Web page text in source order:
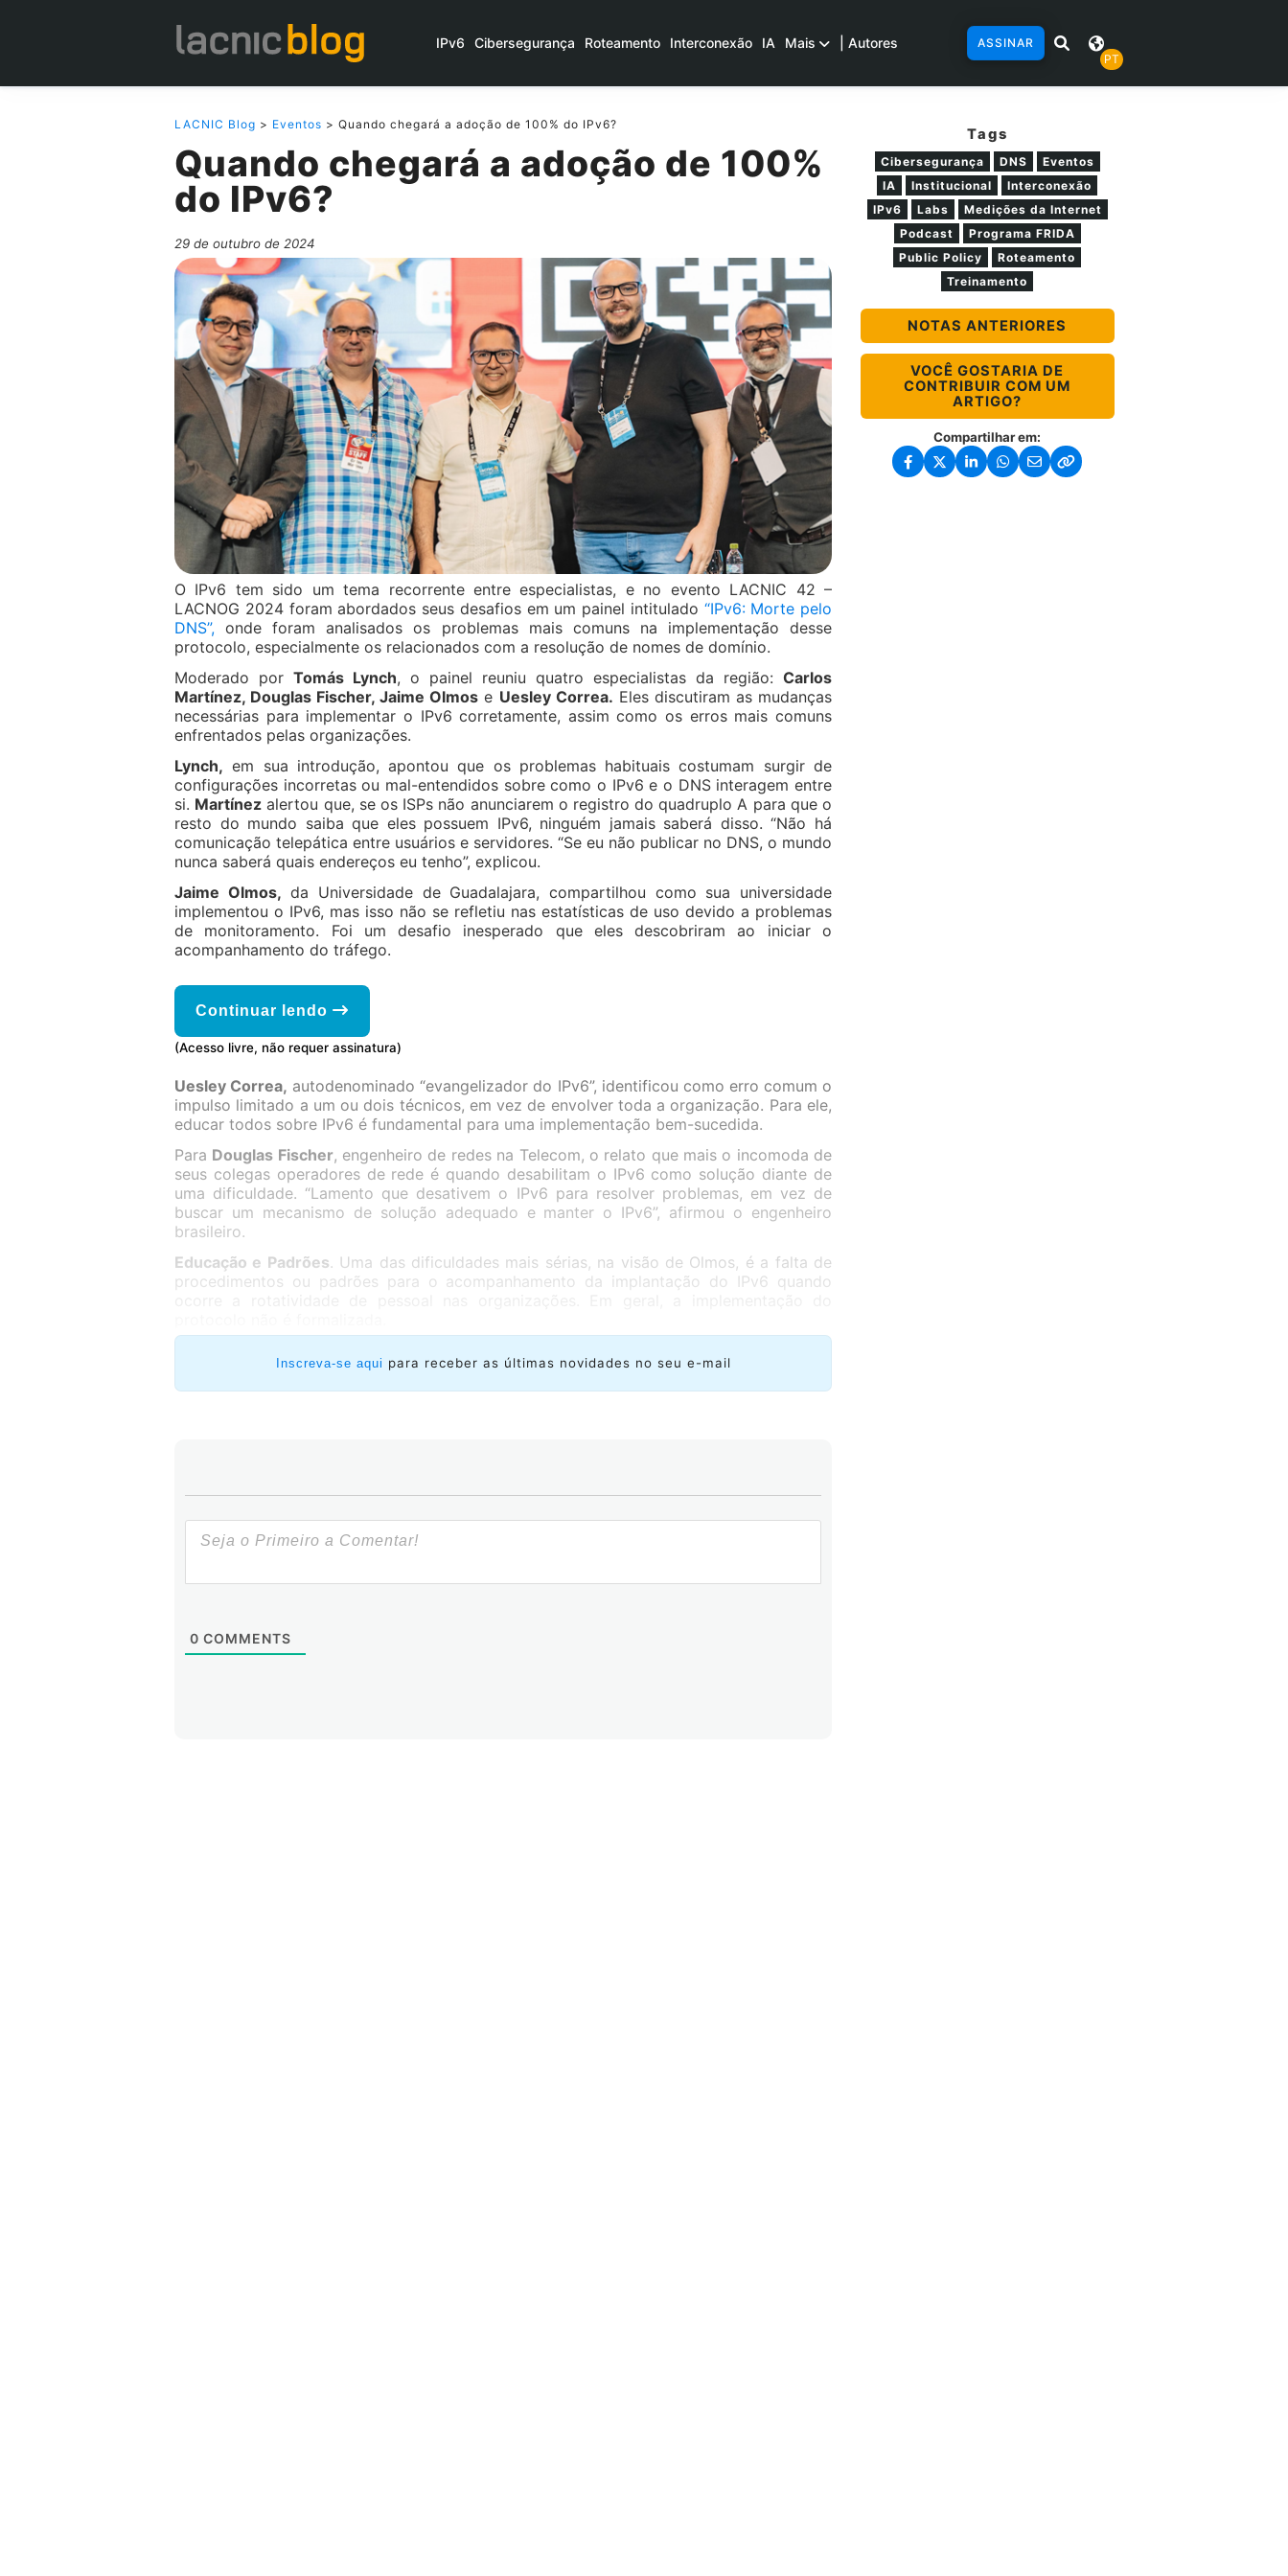
IPv6 Cibersegurança Roteamento Interconexão IA Mais | Autores
ASSINAR
PT
LACNIC Blog > Eventos > Quando chegará a adoção de 100% do IPv6?
Quando chegará a adoção de 100%
do IPv6?
29 de outubro de 2024
O IPv6 tem sido um tema recorrente entre especialistas, e no evento LACNIC 42 –
LACNOG 2024 foram abordados seus desafios em um painel intitulado “IPv6: Morte pelo
DNS”, onde foram analisados os problemas mais comuns na implementação desse
protocolo, especialmente os relacionados com a resolução de nomes de domínio.
Moderado por Tomás Lynch, o painel reuniu quatro especialistas da região: Carlos
Martínez, Douglas Fischer, Jaime Olmos e Uesley Correa. Eles discutiram as mudanças
necessárias para implementar o IPv6 corretamente, assim como os erros mais comuns
enfrentados pelas organizações.
Lynch, em sua introdução, apontou que os problemas habituais costumam surgir de
configurações incorretas ou mal-entendidos sobre como o IPv6 e o DNS interagem entre
si. Martínez alertou que, se os ISPs não anunciarem o registro do quadruplo A para que o
resto do mundo saiba que eles possuem IPv6, ninguém jamais saberá disso. “Não há
comunicação telepática entre usuários e servidores. “Se eu não publicar no DNS, o mundo
nunca saberá quais endereços eu tenho”, explicou.
Jaime Olmos, da Universidade de Guadalajara, compartilhou como sua universidade
implementou o IPv6, mas isso não se refletiu nas estatísticas de uso devido a problemas
de monitoramento. Foi um desafio inesperado que eles descobriram ao iniciar o
acompanhamento do tráfego.
Continuar lendo
(Acesso livre, não requer assinatura)
Uesley Correa, autodenominado “evangelizador do IPv6”, identificou como erro comum o
impulso limitado a um ou dois técnicos, em vez de envolver toda a organização. Para ele,
educar todos sobre IPv6 é fundamental para uma implementação bem-sucedida.
Para Douglas Fischer, engenheiro de redes na Telecom, o relato que mais o incomoda de
seus colegas operadores de rede é quando desabilitam o IPv6 como solução diante de
uma dificuldade. “Lamento que desativem o IPv6 para resolver problemas, em vez de
buscar um mecanismo de solução adequado e manter o IPv6”, afirmou o engenheiro
brasileiro.
Educação e Padrões. Uma das dificuldades mais sérias, na visão de Olmos, é a falta de
procedimentos ou padrões para o acompanhamento da implantação do IPv6 quando
Inscreva-se aqui para receber as últimas novidades no seu e-mail
0 COMMENTS
Tags
Cibersegurança DNS
Eventos
IA
Institucional
Interconexão
IPv6
Labs
Medições da Internet
Podcast
Programa FRIDA
Public Policy
Roteamento
Treinamento
NOTAS ANTERIORES
VOCÊ GOSTARIA DE
CONTRIBUIR COM UM
ARTIGO?
Compartilhar em: